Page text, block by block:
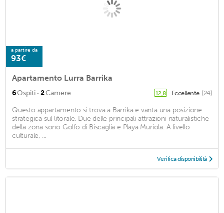
a partire da
93€
Apartamento Lurra Barrika
6Ospiti · 2Camere 12,8 Eccellente (24)
Questo appartamento si trova a Barrika e vanta una posizione
strategica sul litorale. Due delle principali attrazioni naturalistiche
della zona sono Golfo di Biscaglia e Playa Muriola. A livello
culturale, ...
Verifica disponibilità